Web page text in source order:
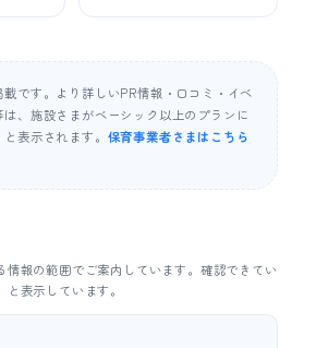
載です。より詳しいPR情報・口コミ・イベ
は、施設さまがベーシック以上のプランに
表示されます。 保育事業者さまはこちら
情報の範囲でご案内しています。確認できてい
表示しています。